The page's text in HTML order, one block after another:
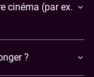
cinéma (par ex.
?